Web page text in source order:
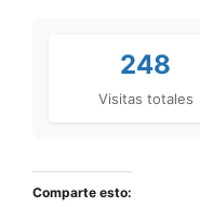
248
Visitas totales
Comparte esto: